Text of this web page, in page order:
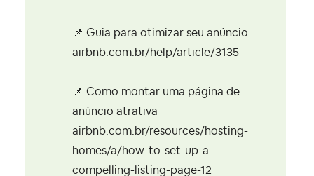
📌 Guia para otimizar seu anúncio
airbnb.com.br/help/article/3135
📌 Como montar uma página de
anúncio atrativa
airbnb.com.br/resources/hosting-
homes/a/how-to-set-up-a-
compelling-listing-page-12